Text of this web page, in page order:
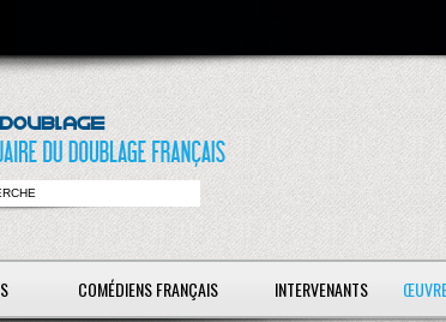
COMÉDIENS FRANÇAIS INTERVENANTS